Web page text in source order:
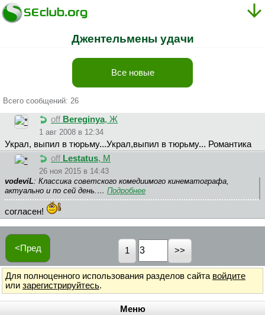
Джентельмены удачи
Все новые
Всего сообщений: 26
off Bereginya, Ж
1 авг 2008 в 12:34
Украл, выпил в тюрьму...Украл,выпил в тюрьму... Романтика
off Lestatus, М
26 ноя 2015 в 14:43
vodeviL: Классика советского комедиимого кинематографа,
актуально и по сей день.… Подробнее
согласен!
<Пред 1
Для полноценного использования разделов сайта войдите
или зарегистрируйтесь.
Меню